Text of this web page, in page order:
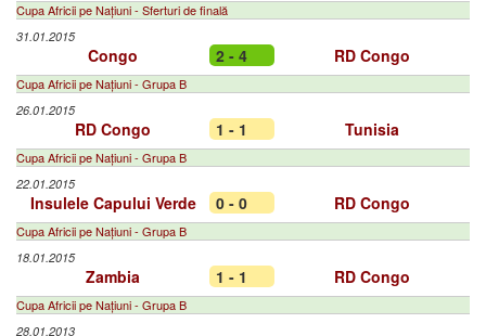
Cupa Africii pe Națiuni - Sferturi de finală
31.01.2015
Congo 2 - 4 RD Congo
Cupa Africii pe Națiuni - Grupa B
26.01.2015
RD Congo 1 - 1 Tunisia
Cupa Africii pe Națiuni - Grupa B
22.01.2015
Insulele Capului Verde 0 - 0 RD Congo
Cupa Africii pe Națiuni - Grupa B
18.01.2015
Zambia 1 - 1 RD Congo
Cupa Africii pe Națiuni - Grupa B
28.01.2013